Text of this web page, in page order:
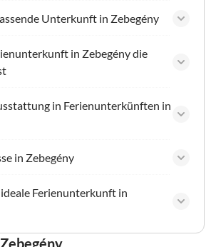
Unterkunft in Zebegény
in Zebegény die
in Ferienunterkünften in
in Zebegény
ideale Ferienunterkunft in